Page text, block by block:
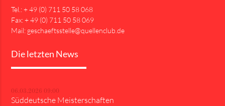
Tel.: + 49 (0) 711 50 58 068
Fax: + 49 (0) 711 50 58 069
Mail: geschaeftsstelle@quellenclub.de
Die letzten News
06.03.2026 09:00
Süddeutsche Meisterschaften